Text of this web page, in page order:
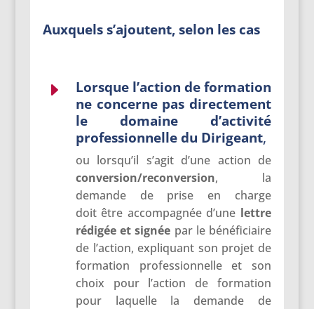
Auxquels s’ajoutent, selon les cas
E
Lorsque l’action de formation
ne concerne pas directement
le domaine d’activité
professionnelle du Dirigeant,
ou lorsqu’il s’agit d’une action de
conversion/reconversion, la
demande de prise en charge
doit être accompagnée d’une lettre
rédigée et signée par le bénéficiaire
de l’action, expliquant son projet de
formation professionnelle et son
choix pour l’action de formation
pour laquelle la demande de